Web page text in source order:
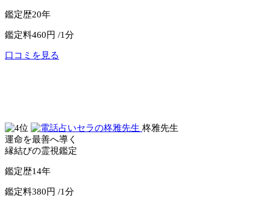
鑑定歴20年
鑑定料460円 /1分
口コミを見る
柊雅先生
運命を最善へ導く
縁結びの霊視鑑定
鑑定歴14年
鑑定料380円 /1分